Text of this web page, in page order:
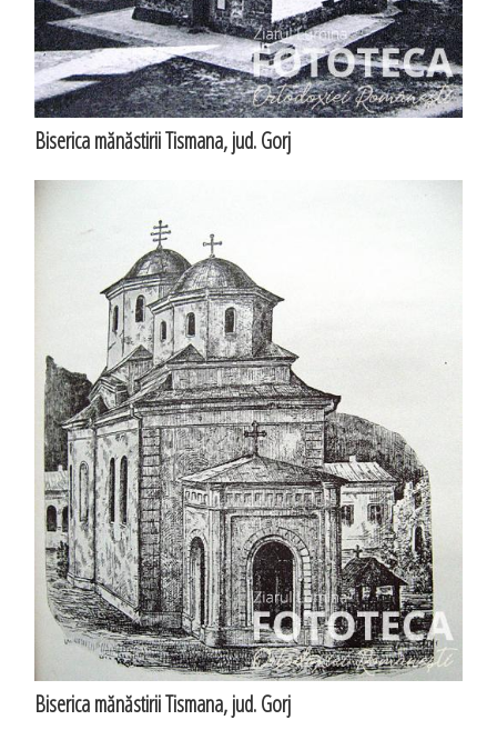
Biserica mănăstirii Tismana, jud. Gorj
Biserica mănăstirii Tismana, jud. Gorj